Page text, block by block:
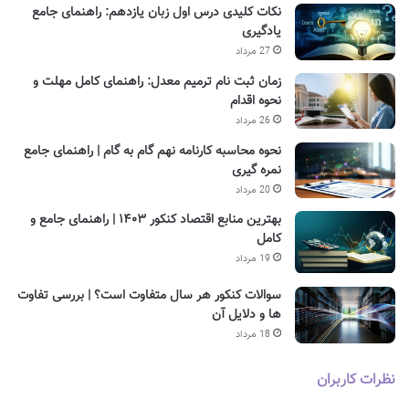
نکات کلیدی درس اول زبان یازدهم: راهنمای جامع
یادگیری
27 مرداد
زمان ثبت نام ترمیم معدل: راهنمای کامل مهلت و
نحوه اقدام
26 مرداد
نحوه محاسبه کارنامه نهم گام به گام | راهنمای جامع
نمره گیری
20 مرداد
بهترین منابع اقتصاد کنکور ۱۴۰۳ | راهنمای جامع و
کامل
19 مرداد
سوالات کنکور هر سال متفاوت است؟ | بررسی تفاوت
ها و دلایل آن
18 مرداد
نظرات کاربران